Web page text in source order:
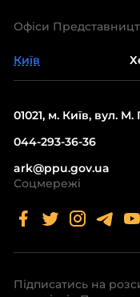
Офіси
Київ
01021, м. Київ, вул.
044-293-36-36
ark@ppu.gov.ua
Соцмережі
Підписатись на